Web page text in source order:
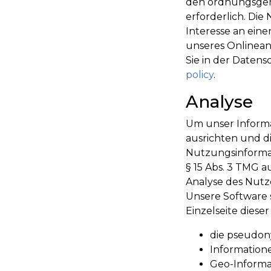
erforderlich. Die
Interesse an
unseres
Sie in der
policy.
Analyse
Um unser
ausrichten und
§ 15 Abs. 3 TMG
Analyse des
Unsere
Einzelseite
die
Geo-